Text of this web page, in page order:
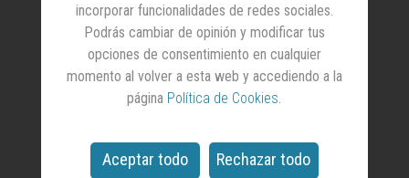
Correo electrónico*
incorporar funcionalidades de redes sociales.
Podrás cambiar de opinión y modificar tus
opciones de consentimiento en cualquier
momento al volver a esta web y accediendo a la
página Política de Cookies
Aceptar todo Rechazar todo